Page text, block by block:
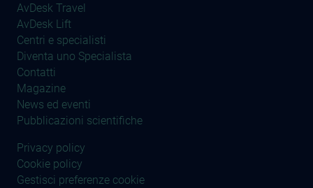
AvDesk Travel
AvDesk Lift
Centri e specialisti
Diventa uno Specialista
Contatti
Magazine
News ed eventi
Pubblicazioni scientifiche
Privacy policy
Cookie policy
Gestisci preferenze cookie